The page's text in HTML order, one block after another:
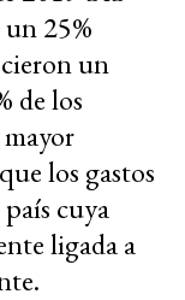
25%
un
de los
los gastos
cuya
ligada a